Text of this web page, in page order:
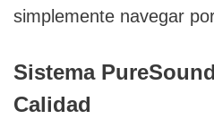
simplemente navegar
Sistema
Calidad